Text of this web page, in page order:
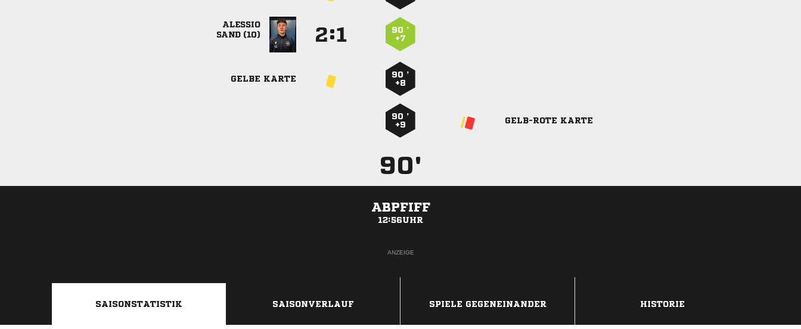

 
:
90 ’
+7
GELBE KARTE
90 ’
+8
90 ’
+9
GELB-ROTE KARTE
90'
ABPFIFF
12:56UHR
ANZEIGE
SAISONSTATISTIK SAISONVERLAUF SPIELE GEGENEINANDER HISTORIE